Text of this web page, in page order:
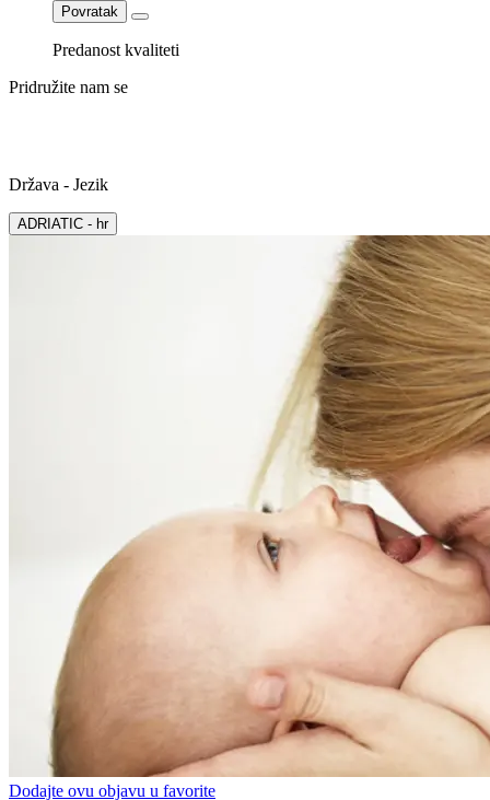
Povratak
Predanost kvaliteti
Pridružite nam se
Država - Jezik
ADRIATIC - hr
Dodajte ovu objavu u favorite